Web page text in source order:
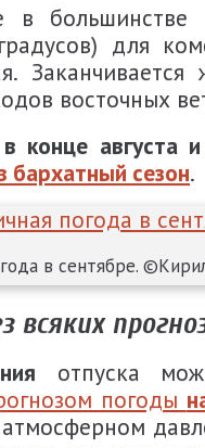
в большинстве
для
восточных
в конце августа
бархатный сезон.
в сентябре.
всяких
отпуска
погоды